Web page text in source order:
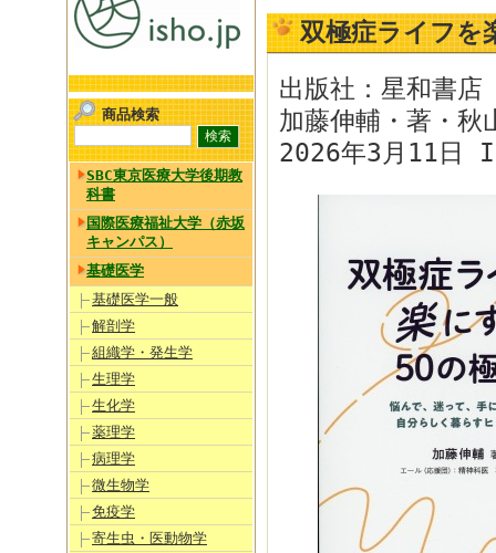
商品検索
SBC東京医療大学後期教
科書
国際医療福祉大学（赤坂
キャンパス）
基礎医学
基礎医学一般
解剖学
組織学・発生学
生理学
生化学
薬理学
病理学
微生物学
免疫学
寄生虫・医動物学
双極症ライフ
出版社：星和書店
加藤伸輔・著・
2026年3月11日